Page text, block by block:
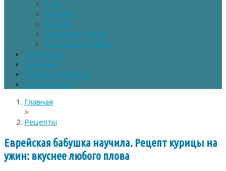
Супы
Выпечка
Закуски
Основное блюдо
Заготовки на зиму
Похудение
Здоровье
Полезные советы
Сад и огород
Главная
>
Рецепты
Еврейская бабушка научила. Рецепт курицы на
ужин: вкуснее любого плова